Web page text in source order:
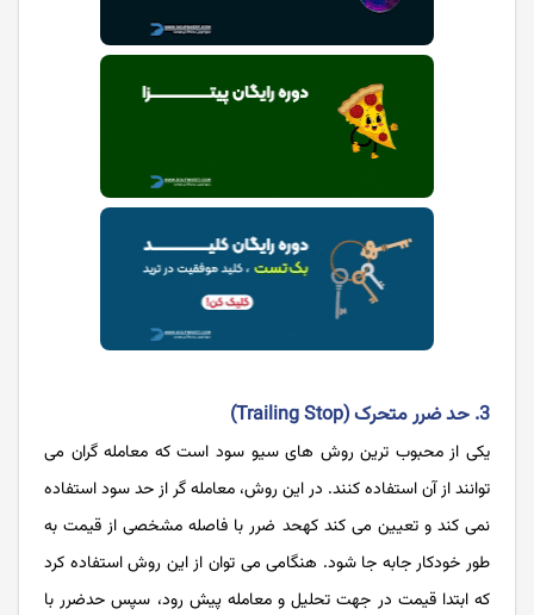
3. حد ضرر متحرک (Trailing Stop)
یکی از محبوب ترین روش های سیو سود است که معامله گران می
توانند از آن استفاده کنند. در این روش، معامله گر از حد سود استفاده
نمی کند و تعیین می کند کهحد ضرر با فاصله مشخصی از قیمت به
طور خودکار جابه جا شود. هنگامی می توان از این روش استفاده کرد
که ابتدا قیمت در جهت تحلیل و معامله پیش رود، سپس حدضرر با